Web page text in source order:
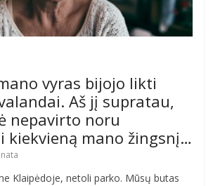
vyras bijojo likti
Aš jį supratau,
nepavirto noru
kiekvieną mano žingsnį…
Klaipėdoje, netoli parko. Mūsų butas